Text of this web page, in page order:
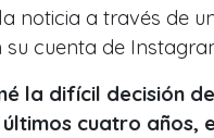
noticia a través de
cuenta de
la difícil decisión
cuatro años,